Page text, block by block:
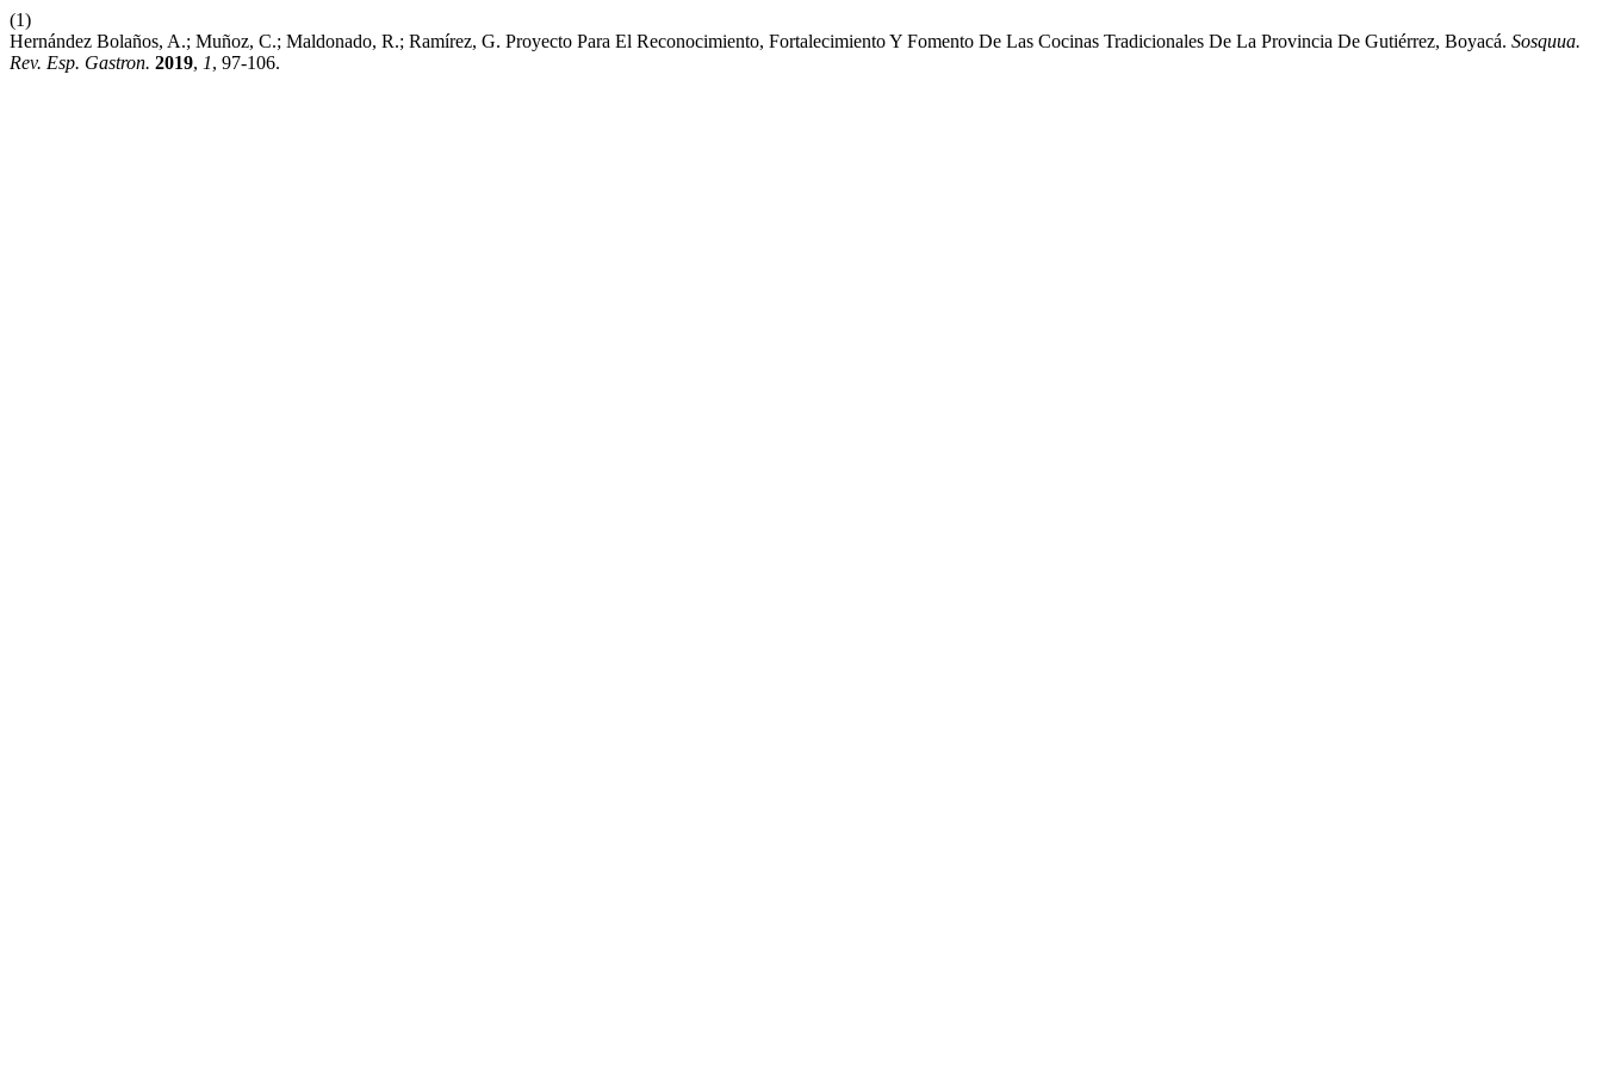
(1)
Hernández Bolaños, A.; Muñoz, C.; Maldonado, R.; Ramírez, G. Proyecto Para El Reconocimiento, Fortalecimiento Y Fomento De Las Cocinas Tradicionales De La Provincia De Gutiérrez, Boyacá. Sosquua.
Rev. Esp. Gastron. 2019, 1, 97-106.